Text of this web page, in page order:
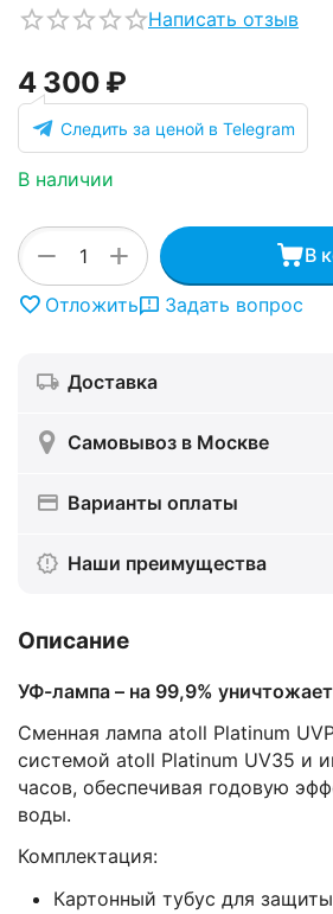
Написать отзыв
4 300 ₽
Следить за ценой в Telegram
В наличии
+
− В
Отложить Задать вопрос
Доставка
Самовывоз в Москве
Варианты оплаты
Наши преимущества
Описание
УФ-лампа – на 99,9%
Сменная лампа atoll Platinum
системой atoll Platinum UV35 и
часов, обеспечивая годовую
воды.
Комплектация:
Картонный тубус для